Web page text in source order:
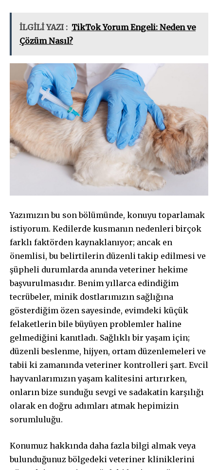
İLGİLİ YAZI : TikTok Yorum Engeli: Neden ve
Çözüm Nasıl?
Yazımızın bu son bölümünde, konuyu toparlamak
istiyorum. Kedilerde kusmanın nedenleri birçok
farklı faktörden kaynaklanıyor; ancak en
önemlisi, bu belirtilerin düzenli takip edilmesi ve
şüpheli durumlarda anında veteriner hekime
başvurulmasıdır. Benim yıllarca edindiğim
tecrübeler, minik dostlarımızın sağlığına
gösterdiğim özen sayesinde, evimdeki küçük
felaketlerin bile büyüyen problemler haline
gelmediğini kanıtladı. Sağlıklı bir yaşam için;
düzenli beslenme, hijyen, ortam düzenlemeleri ve
tabii ki zamanında veteriner kontrolleri şart. Evcil
hayvanlarımızın yaşam kalitesini artırırken,
onların bize sunduğu sevgi ve sadakatin karşılığı
olarak en doğru adımları atmak hepimizin
sorumluluğu.
Konumuz hakkında daha fazla bilgi almak veya
bulunduğunuz bölgedeki veteriner kliniklerini